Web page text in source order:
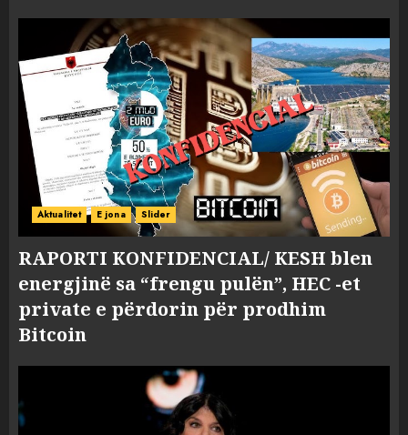
Aktualitet E jona Slider
RAPORTI KONFIDENCIAL/ KESH blen
energjinë sa “frengu pulën”, HEC -et
private e përdorin për prodhim
Bitcoin